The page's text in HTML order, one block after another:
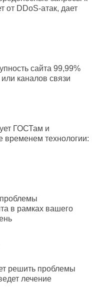
от DDoS-атак, дает
сайта 99,99%
каналов связи
ГОСТам и
временем технологии:
в рамках вашего
решить проблемы
лечение